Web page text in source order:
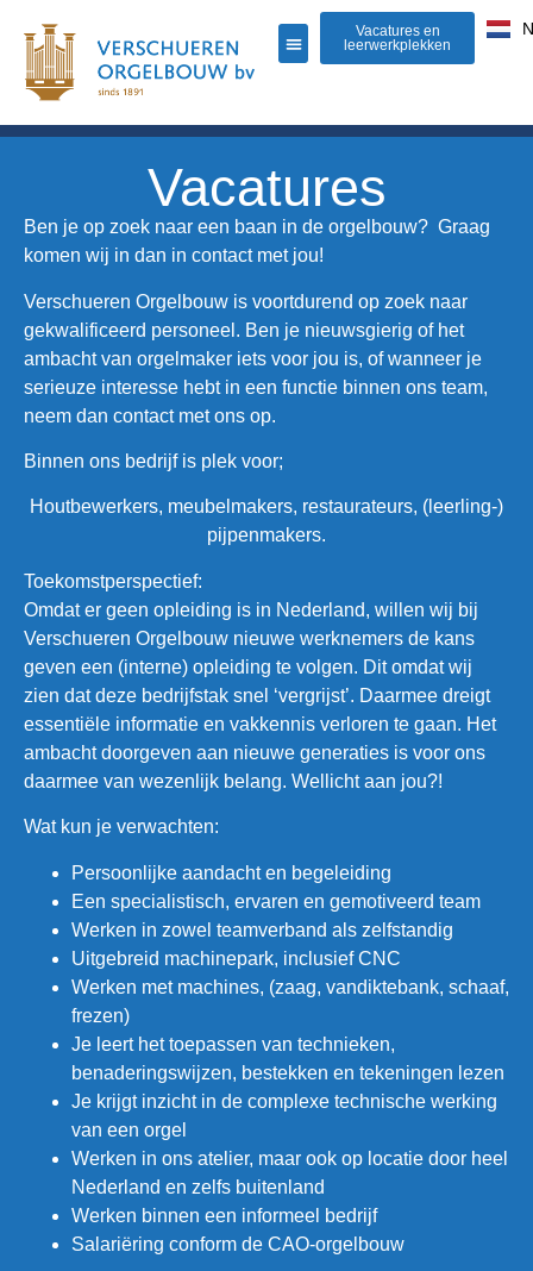
Vacatures en
leerwerkplekken
Vacatures
Ben je op zoek naar een baan in de orgelbouw? Graag
komen wij in dan in contact met jou!
Verschueren Orgelbouw is voortdurend op zoek naar
gekwalificeerd personeel. Ben je nieuwsgierig of het
ambacht van orgelmaker iets voor jou is, of wanneer je
serieuze interesse hebt in een functie binnen ons team,
neem dan contact met ons op.
Binnen ons bedrijf is plek voor;
Houtbewerkers, meubelmakers, restaurateurs, (leerling-)
pijpenmakers.
Toekomstperspectief:
Omdat er geen opleiding is in Nederland, willen wij bij
Verschueren Orgelbouw nieuwe werknemers de kans
geven een (interne) opleiding te volgen. Dit omdat wij
zien dat deze bedrijfstak snel ‘vergrijst’. Daarmee dreigt
essentiële informatie en vakkennis verloren te gaan. Het
ambacht doorgeven aan nieuwe generaties is voor ons
daarmee van wezenlijk belang. Wellicht aan jou?!
Wat kun je verwachten:
Persoonlijke aandacht en begeleiding
Een specialistisch, ervaren en gemotiveerd team
Werken in zowel teamverband als zelfstandig
Uitgebreid machinepark, inclusief CNC
Werken met machines, (zaag, vandiktebank, schaaf,
frezen)
Je leert het toepassen van technieken,
benaderingswijzen, bestekken en tekeningen lezen
Je krijgt inzicht in de complexe technische werking
van een orgel
Werken in ons atelier, maar ook op locatie door heel
Nederland en zelfs buitenland
Werken binnen een informeel bedrijf
Salariëring conform de CAO-orgelbouw